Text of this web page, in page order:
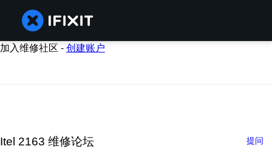
加入维修社区 -创建账户
Itel 2163 维修论坛 提问